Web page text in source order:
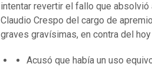
intentar revertir el fallo que
Claudio Crespo del cargo de
graves gravísimas, en contra del
Acusó que había un uso